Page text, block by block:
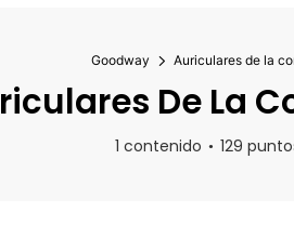
Goodway Auriculares de la
De La
1 contenido 129